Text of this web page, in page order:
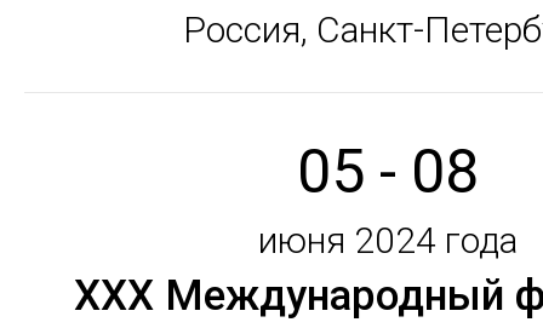
Россия, Санкт-
05 - 08
июня 2024 года
XXX Международный